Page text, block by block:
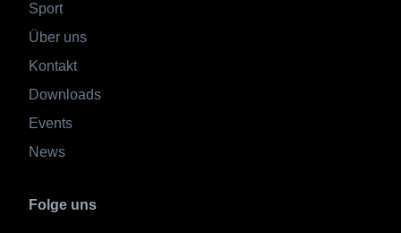
Sport
Über uns
Kontakt
Downloads
Events
News
Folge uns